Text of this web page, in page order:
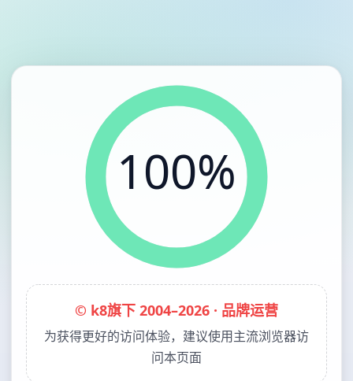
100%
© k8旗下 2004–2026 · 品牌运营
为获得更好的访问体验，建议使用主流浏览器访
问本页面